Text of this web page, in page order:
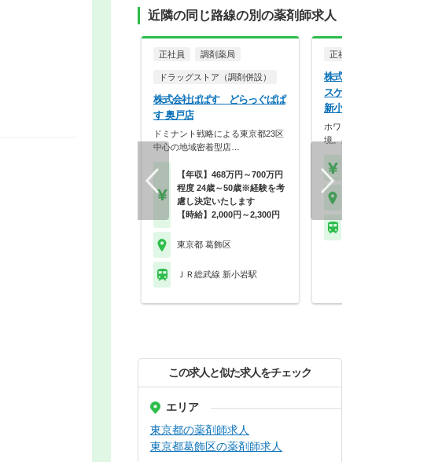
近隣の同じ路線の別の薬剤師求人
正社員 調剤薬局
ドラッグストア（調剤併設）
株式会社ぱぱす どらっぐぱぱ
す 奥戸店
ドミナント戦略による東京都23区
中心の地域密着型店…
【年収】468万円～700万円
程度 24歳～50歳※経験を考
慮し決定いたします
【時給】2,000円～2,300円
東京都 葛飾区
ＪＲ総武線 新小岩駅
正社員
株式会社ココカラファイ
スケア ココカラファイ
新小岩駅前店
ホワイト500認定のクリーン
境。身だしなみの自…
この求人と似た求人をチェック
エリア
東京都の薬剤師求人
東京都葛飾区の薬剤師求人